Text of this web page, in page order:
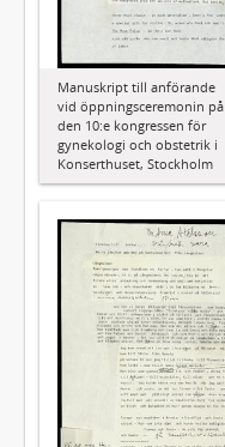
Manuskript till anförande
vid öppningsceremonin på
den 10:e kongressen för
gynekologi och obstetrik i
Konserthuset, Stockholm